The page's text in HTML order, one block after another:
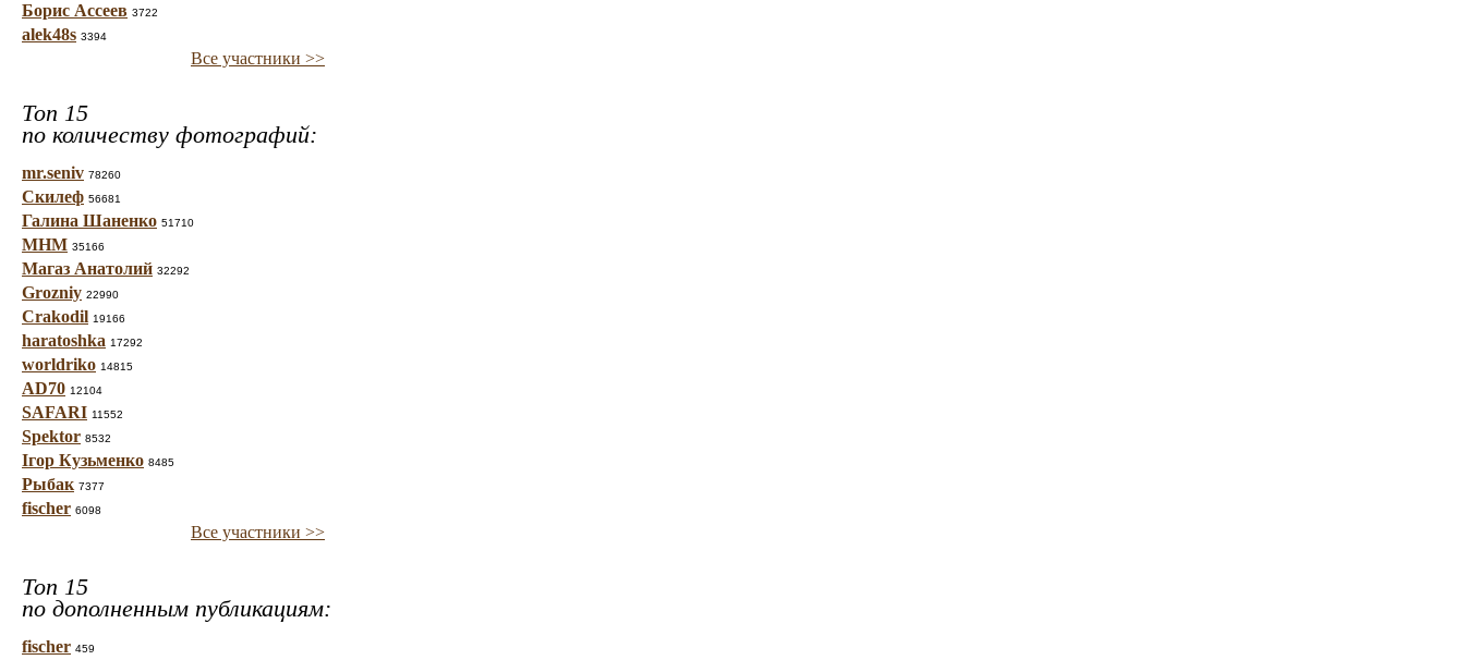
Борис Ассеев 3722
alek48s 3394
Все участники >>
Топ 15
по количеству фотографий:
mr.seniv 78260
Скилеф 56681
Галина Шаненко 51710
МНМ 35166
Магаз Анатолий 32292
Grozniy 22990
Crakodil 19166
haratoshka 17292
worldriko 14815
AD70 12104
SAFARI 11552
Spektor 8532
Ігор Кузьменко 8485
Рыбак 7377
fischer 6098
Все участники >>
Топ 15
по дополненным публикациям:
fischer 459